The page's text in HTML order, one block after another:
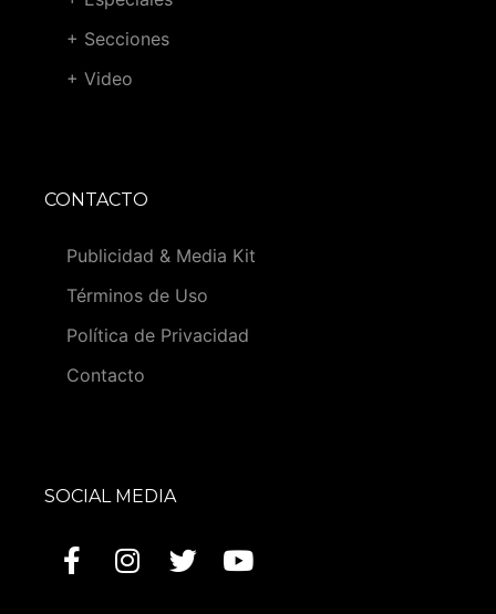
+ Secciones
+ Video
CONTACTO
Publicidad & Media Kit
Términos de Uso
Política de Privacidad
Contacto
SOCIAL MEDIA